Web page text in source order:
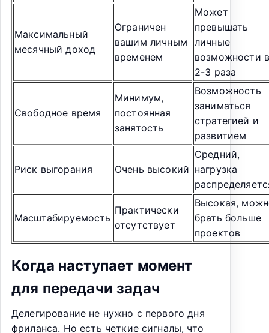
Максимальный
месячный доход
Ограничен
вашим личным
временем
Может
превышать
личные
возможности
2-3 раза
Свободное время
Минимум,
постоянная
занятость
Возможность
заниматься
стратегией и
развитием
Риск выгорания Очень высокий
Средний,
нагрузка
Масштабируемость
Практически
отсутствует
Высокая,
брать больше
проектов
Когда наступает момент
для передачи задач
Делегирование не нужно с первого дня
фриланса. Но есть четкие сигналы, что